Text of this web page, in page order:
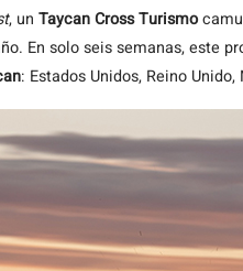
, un Taycan Cross Turismo
En solo seis semanas, este
: Estados Unidos, Reino